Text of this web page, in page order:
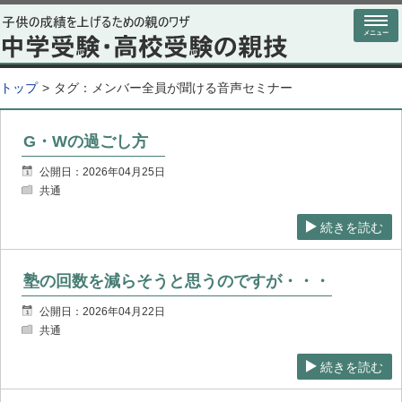
メニュー
トップ タグ： メンバー全員が聞ける音声セミナー
G・Wの過ごし方
公開日：2026年04月25日
共通
続きを読む
塾の回数を減らそうと思うのですが・・・
公開日：2026年04月22日
共通
続きを読む